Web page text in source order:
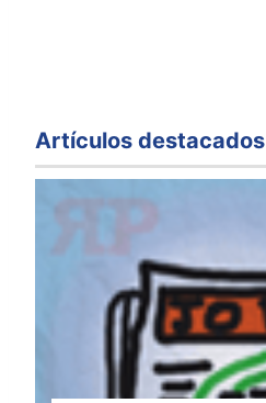
Artículos destacados